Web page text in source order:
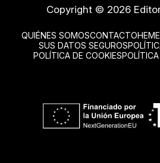
Copyright © 2026
QUIÉNES SOMOSCONTACTO
SUS DATOS SEGUROS
POLÍTICA DE COOKIES